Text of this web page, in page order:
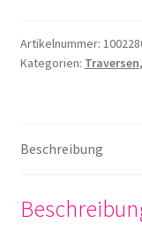
Artikelnummer:
Kategorien: Traversen,
Beschreibung